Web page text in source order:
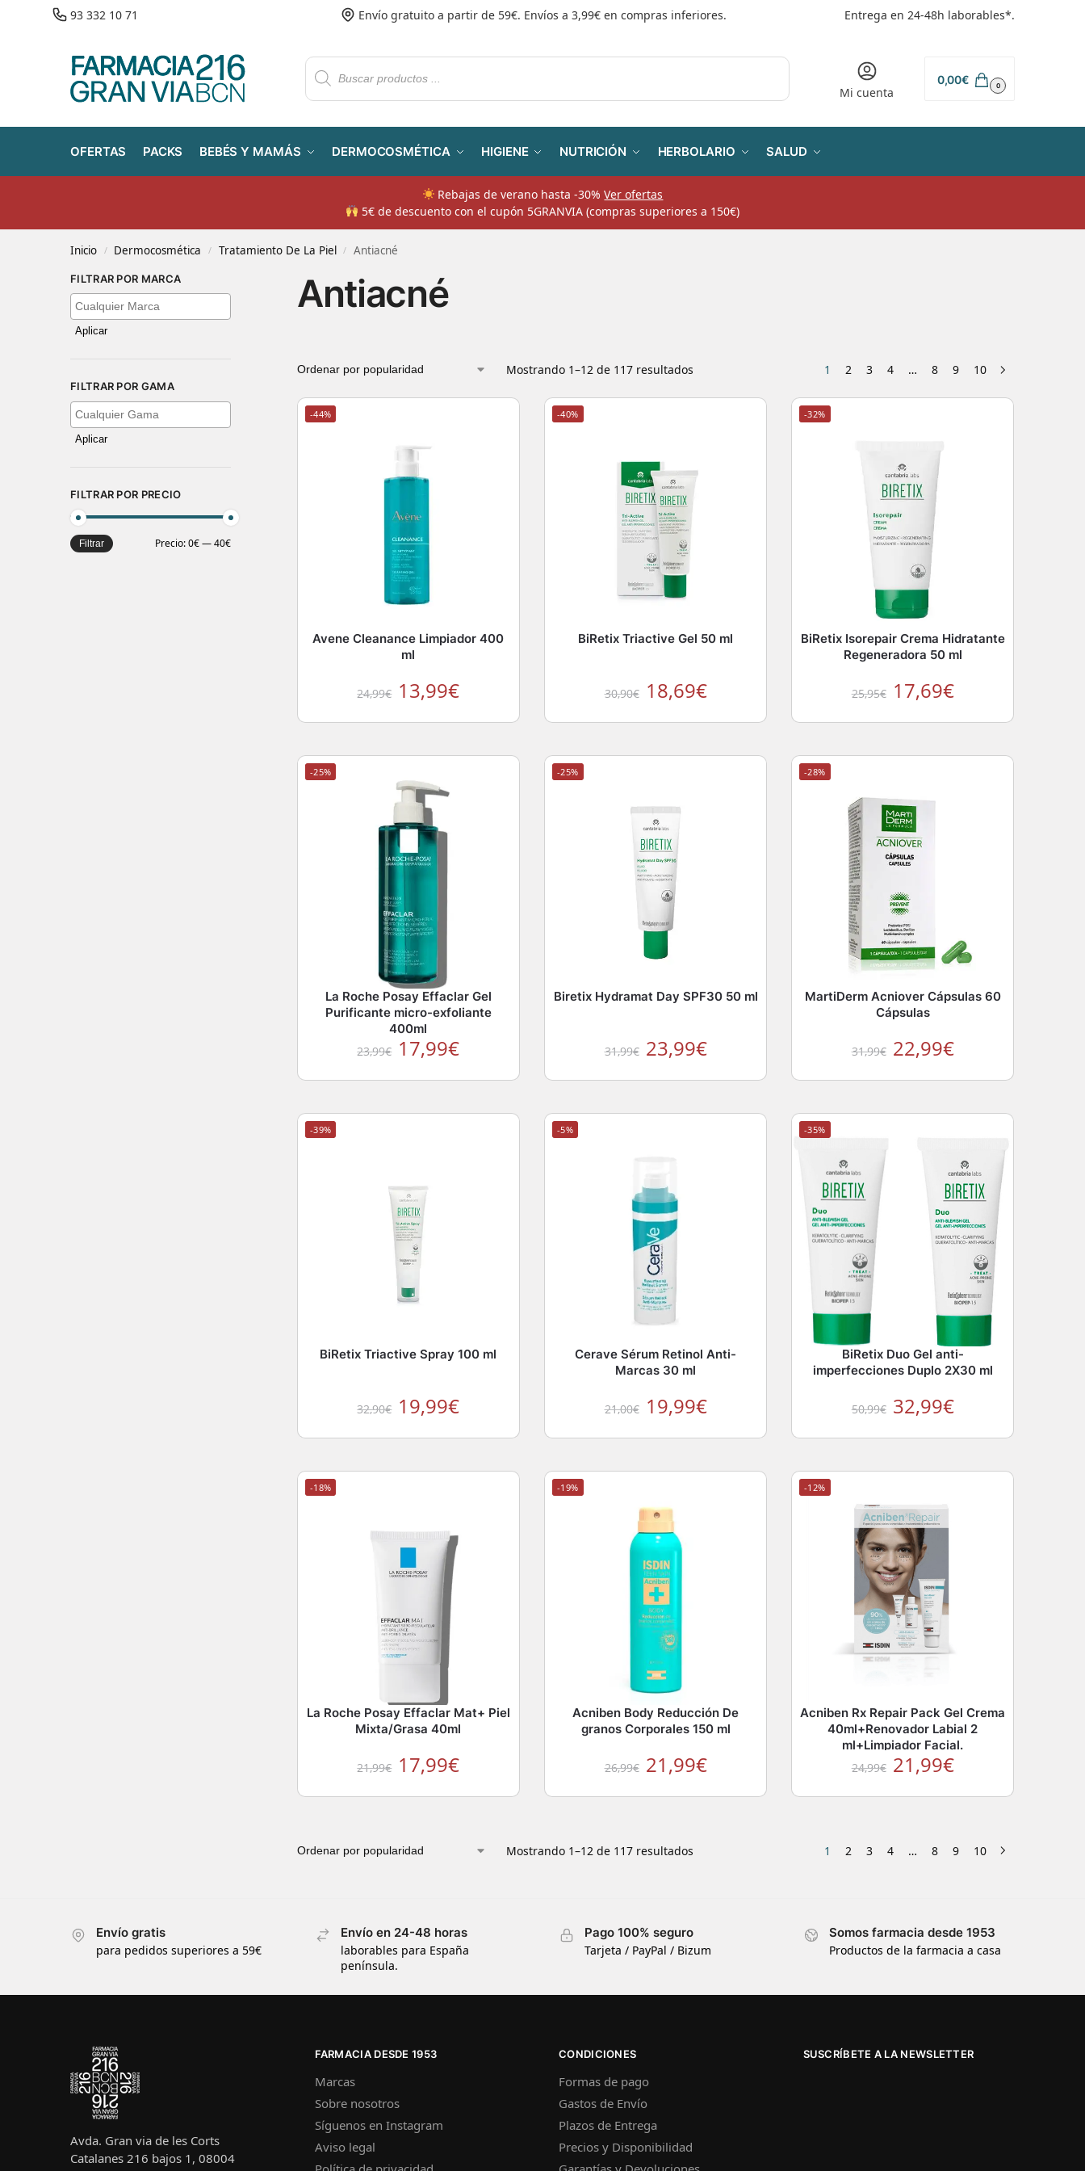
93 332 10 71 Envío gratuito a partir de 59€. Envíos a 3,99€ en compras inferiores. Entrega en 24-48h laborables*.
Mi cuenta
0,00€ 0
OFERTAS PACKS BEBÉS Y MAMÁS DERMOCOSMÉTICA HIGIENE NUTRICIÓN HERBOLARIO SALUD
Rebajas de verano hasta -30%Ver ofertas
​ 5€ de descuento con el cupón 5GRANVIA (compras superiores a 150€)
Inicio / Dermocosmética / Tratamiento De La Piel / Antiacné
Antiacné
Mostrando 1–12 de 117 resultados 1 2 3 4 … 8 9 10
-44%
Avene Cleanance Limpiador 400
ml
24,99€ 13,99€
-40%
BiRetix Triactive Gel 50 ml
30,90€ 18,69€
-32%
BiRetix Isorepair Crema Hidratante
Regeneradora 50 ml
25,95€ 17,69€
-25%
La Roche Posay Effaclar Gel
Purificante micro-exfoliante
400ml
23,99€ 17,99€
-25%
Biretix Hydramat Day SPF30 50 ml
31,99€ 23,99€
-28%
MartiDerm Acniover Cápsulas 60
Cápsulas
31,99€ 22,99€
-39%
BiRetix Triactive Spray 100 ml
32,90€ 19,99€
-5%
Cerave Sérum Retinol Anti-
Marcas 30 ml
21,00€ 19,99€
-35%
BiRetix Duo Gel anti-
imperfecciones Duplo 2X30 ml
50,99€ 32,99€
-18%
La Roche Posay Effaclar Mat+ Piel
Mixta/Grasa 40ml
21,99€ 17,99€
-19%
Acniben Body Reducción De
granos Corporales 150 ml
26,99€ 21,99€
-12%
Acniben Rx Repair Pack Gel Crema
40ml+Renovador Labial 2
ml+Limpiador Facial.
24,99€ 21,99€
Mostrando 1–12 de 117 resultados 1 2 3 4 … 8 9 10
FILTRAR POR MARCA
Aplicar
FILTRAR POR GAMA
Aplicar
FILTRAR POR PRECIO
Filtrar Precio:0€—40€
Envío gratis
para pedidos superiores a 59€
Envío en 24-48 horas
laborables para España
península.
Pago 100% seguro
Tarjeta / PayPal / Bizum
Somos farmacia desde 1953
Productos de la farmacia a casa
Avda. Gran via de les Corts
Catalanes 216 bajos 1, 08004
FARMACIA DESDE 1953
Marcas
Sobre nosotros
Síguenos en Instagram
Aviso legal
CONDICIONES
Formas de pago
Gastos de Envío
Plazos de Entrega
Precios y Disponibilidad
SUSCRÍBETE A LA NEWSLETTER